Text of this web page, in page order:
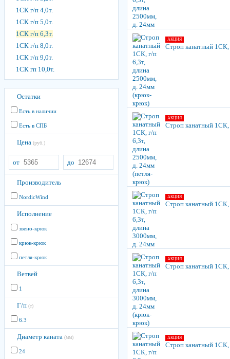
1СК г/п 4,0т.
1СК г/п 5,0т.
1СК г/п 6,3т.
1СК г/п 8,0т.
1СК г/п 9,0т.
1СК гп 10,0т.
Остатки
Есть в наличии
Есть в СПБ
Цена (руб.)
от до
Производитель
NordicWind
Исполнение
звено-крюк
крюк-крюк
петля-крюк
Ветвей
1
Г/п (т)
6.3
Диаметр каната (мм)
24
АКЦИЯ
Строп канатный
АКЦИЯ
Строп канатный 1СК,
АКЦИЯ
Строп канатный 1СК,
АКЦИЯ
Строп канатный
АКЦИЯ
Строп канатный 1СК,